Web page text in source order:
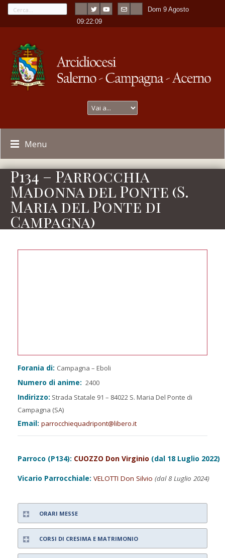
Dom 9 Agosto
-09:22:09
Menu
P134 – Parrocchia
Madonna del Ponte (S.
Maria del Ponte di
Campagna)
Forania di: Campagna – Eboli
Numero di anime: 2400
Indirizzo: Strada Statale 91 – 84022 S. Maria Del Ponte di
Campagna (SA)
Email: parrocchiequadripont@libero.it
Parroco (P134): CUOZZO Don Virginio (dal 18 Luglio 2022)
Vicario Parrocchiale: VELOTTI Don Silvio (dal 8 Luglio 2024)
ORARI MESSE
CORSI DI CRESIMA E MATRIMONIO